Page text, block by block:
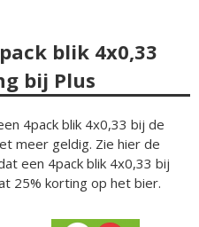
blik 4x0,33
bij Plus
4pack blik 4x0,33 bij de
meer geldig. Zie hier de
een 4pack blik 4x0,33 bij
25% korting op het bier.